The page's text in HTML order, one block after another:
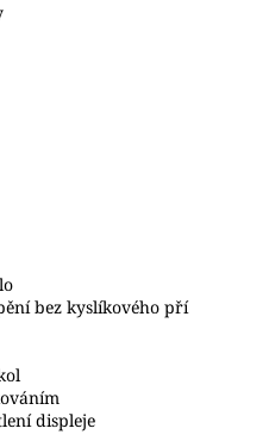
bez kyslíkového pří
displeje